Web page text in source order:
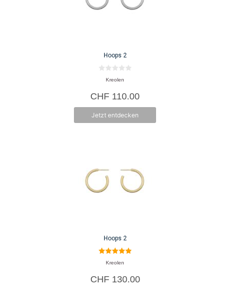
Hoops 2
n
5
Kreolen
CHF 110.00
Jetzt entdecken
Hoops 2
5.00
von 5
Kreolen
CHF130.00